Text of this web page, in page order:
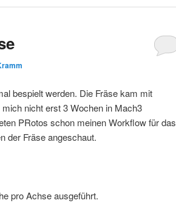
bespielt werden. Die Fräse kam mit
nicht erst 3 Wochen in Mach3
PRotos schon meinen Workflow für das
der Fräse angeschaut.
pro Achse ausgeführt.